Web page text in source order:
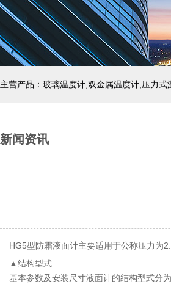
新闻资讯
HG5型防霜液面计主要适用于公称压力为
▲结构型式
基本参数及安装尺寸液面计的结构型式分